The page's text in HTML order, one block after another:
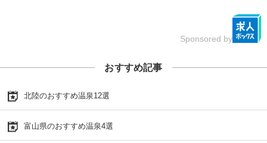
Sponsored by
おすすめ記事
北陸のおすすめ温泉12選
富山県のおすすめ温泉4選